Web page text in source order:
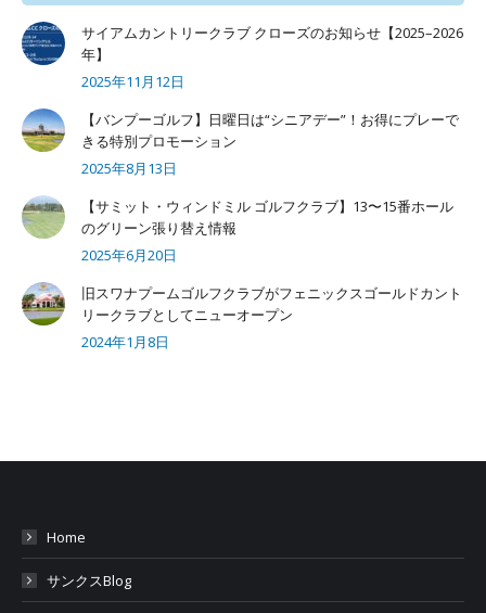
サイアムカントリークラブ クローズのお知らせ【2025–2026
年】
2025年11月12日
【バンプーゴルフ】日曜日は“シニアデー”！お得にプレーで
きる特別プロモーション
2025年8月13日
【サミット・ウィンドミル ゴルフクラブ】13〜15番ホール
のグリーン張り替え情報
2025年6月20日
旧スワナプームゴルフクラブがフェニックスゴールドカント
リークラブとしてニューオープン
2024年1月8日
Home
サンクスBlog